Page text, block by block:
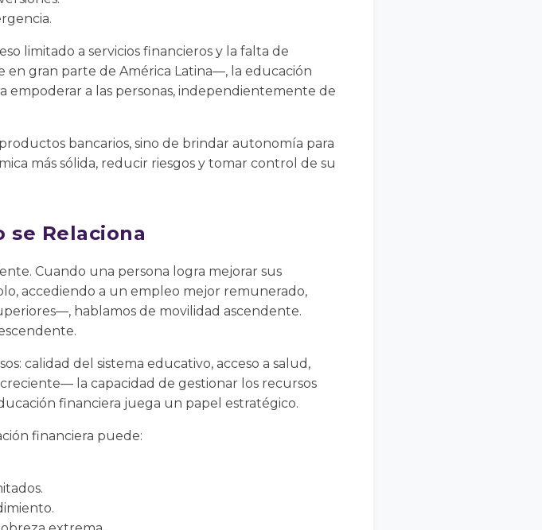
limitado a servicios financieros y la falta de
gran parte de América Latina—, la educación
empoderar a las personas, independientemente de
bancarios, sino de brindar autonomía para
más sólida, reducir riesgos y tomar control de su
se Relaciona
Cuando una persona logra mejorar sus
accediendo a un empleo mejor remunerado,
hablamos de movilidad ascendente.
calidad del sistema educativo, acceso a salud,
la capacidad de gestionar los recursos
financiera juega un papel estratégico.
financiera puede: